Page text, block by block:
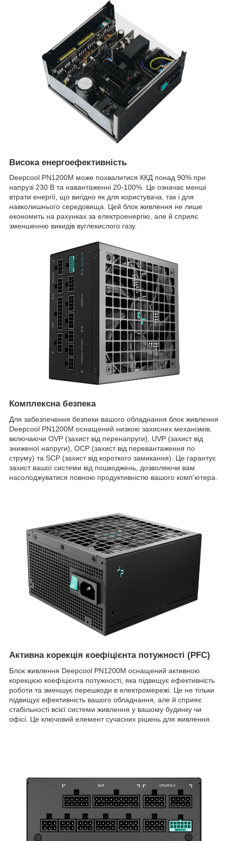
Висока енергоефективність
Deepcool PN1200M може похвалитися ККД понад 90% при
напрузі 230 В та навантаженні 20-100%. Це означає менші
втрати енергії, що вигідно як для користувача, так і для
навколишнього середовища. Цей блок живлення не лише
економить на рахунках за електроенергію, але й сприяє
зменшенню викидів вуглекислого газу.
Комплексна безпека
Для забезпечення безпеки вашого обладнання блок живлення
Deepcool PN1200M оснащений низкою захисних механізмів,
включаючи OVP (захист від перенапруги), UVP (захист від
зниженої напруги), OCP (захист від перевантаження по
струму) та SCP (захист від короткого замикання). Це гарантує
захист вашої системи від пошкоджень, дозволяючи вам
насолоджуватися повною продуктивністю вашого комп'ютера.
Активна корекція коефіцієнта потужності (PFC)
Блок живлення Deepcool PN1200M оснащений активною
корекцією коефіцієнта потужності, яка підвищує ефективність
роботи та зменшує перешкоди в електромережі. Це не тільки
підвищує ефективність вашого обладнання, але й сприяє
стабільності всієї системи живлення у вашому будинку чи
офісі. Це ключовий елемент сучасних рішень для живлення.